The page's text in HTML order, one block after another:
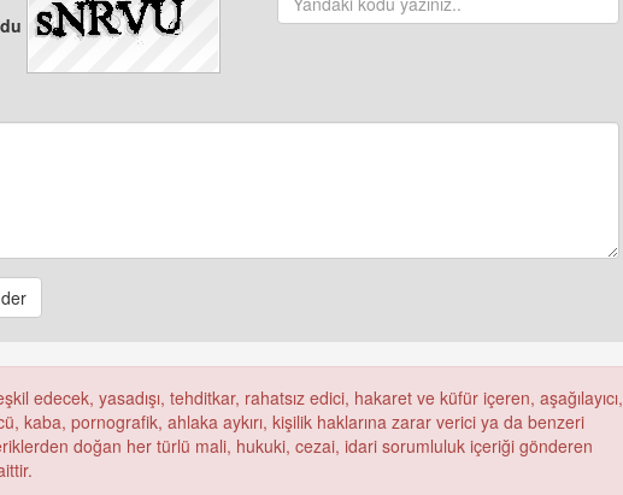
edecek, yasadışı, tehditkar, rahatsız edici, hakaret ve küfür içeren, aşağılayıcı,
kaba, pornografik, ahlaka aykırı, kişilik haklarına zarar verici ya da benzeri
doğan her türlü mali, hukuki, cezai, idari sorumluluk içeriği gönderen